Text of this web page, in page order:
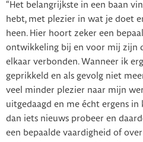
“Het belangrijkste in een baan
hebt, met plezier in wat je doet
heen. Hier hoort zeker een
ontwikkeling bij en voor mij zijn
elkaar verbonden. Wanneer ik
geprikkeld en als gevolg niet
veel minder plezier naar mijn
uitgedaagd en me écht ergens
dan iets nieuws probeer en
een bepaalde vaardigheid of